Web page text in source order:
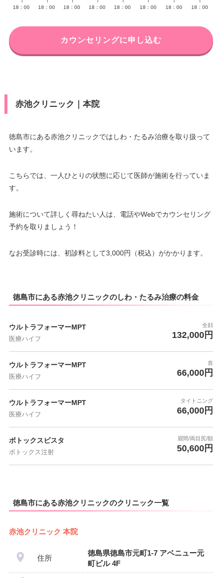
18：00
18：00
18：00
18：00
18：00
18：00
18：00
18：00
カウンセリングに申し込む
赤池クリニック｜本院
徳島市にある赤池クリニックではしわ・たるみ治療を取り扱って
います。
こちらでは、一人ひとりの状態に応じて医師が施術を行っていま
す。
施術について詳しく尋ねたい人は、電話やWebでカウンセリング
予約を取りましょう！
なお受診時には、初診料として3,000円（税込）がかかります。
徳島市にある赤池クリニックのしわ・たるみ治療の料金
ウルトラフォーマーMPT
医療ハイフ
全顔
132,000円
ウルトラフォーマーMPT
医療ハイフ
首
66,000円
ウルトラフォーマーMPT
医療ハイフ
タイトニング
66,000円
ボトックスビスタ
ボトックス注射
眉間/両目尻/額
50,600円
徳島市にある赤池クリニックのクリニック一覧
赤池クリニック 本院
住所
徳島県徳島市元町1-7 アベニュー元
町ビル 4F